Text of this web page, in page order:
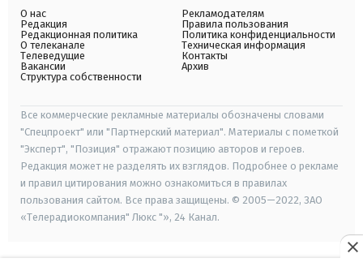
О нас
Редакция
Редакционная политика
О телеканале
Телеведущие
Вакансии
Структура собственности
Рекламодателям
Правила пользования
Политика конфиденциальности
Техническая информация
Контакты
Архив
Все коммерческие рекламные материалы обозначены словами
"Спецпроект" или "Партнерский материал". Материалы с пометкой
"Эксперт", "Позиция" отражают позицию авторов и героев.
Редакция может не разделять их взглядов. Подробнее о рекламе
и правил цитирования можно ознакомиться в правилах
пользования сайтом. Все права защищены. © 2005—2022, ЗАО
«Телерадиокомпания" Люкс "», 24 Канал.